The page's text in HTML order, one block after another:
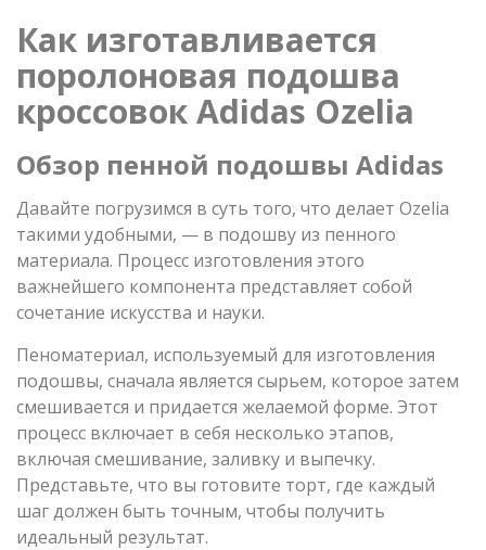
Как изготавливается
поролоновая подошва
кроссовок Adidas Ozelia
Обзор пенной подошвы Adidas
Давайте погрузимся в суть того, что делает Ozelia
такими удобными, — в подошву из пенного
материала. Процесс изготовления этого
важнейшего компонента представляет собой
сочетание искусства и науки.
Пеноматериал, используемый для изготовления
подошвы, сначала является сырьем, которое затем
смешивается и придается желаемой форме. Этот
процесс включает в себя несколько этапов,
включая смешивание, заливку и выпечку.
Представьте, что вы готовите торт, где каждый
шаг должен быть точным, чтобы получить
идеальный результат.